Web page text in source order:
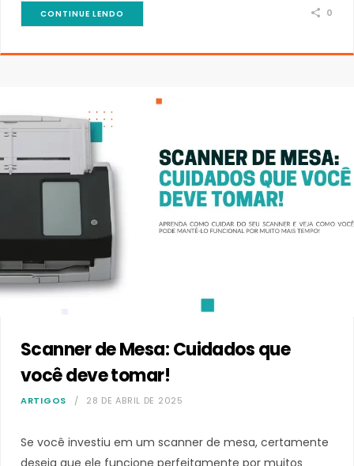
CONTINUE LENDO 0
Scanner de Mesa: Cuidados que
você deve tomar!
ARTIGOS 28 DE ABRIL DE 2025
Se você investiu em um scanner de mesa, certamente
deseja que ele funcione perfeitamente por muitos